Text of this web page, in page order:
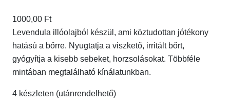
1000,00 Ft
Levendula illóolajból készül, ami köztudottan jótékony
hatású a bőrre. Nyugtatja a viszkető, irritált bőrt,
gyógyítja a kisebb sebeket, horzsolásokat. Többféle
mintában megtalálható kínálatunkban.
4 készleten (utánrendelhető)